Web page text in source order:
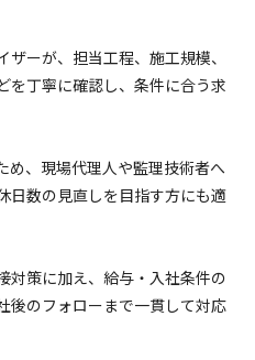
ーが、担当工程、施工規模、
を丁寧に確認し、条件に合う求
め、現場代理人や監理技術者へ
日数の見直しを目指す方にも適
対策に加え、給与・入社条件の
後のフォローまで一貫して対応